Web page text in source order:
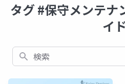
タグ #保守メンテナ
イ
検索